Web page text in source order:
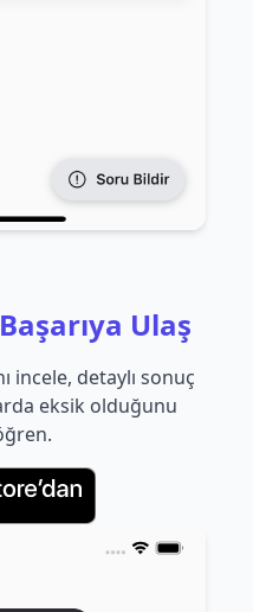
Ulaş
incele, detaylı sonuç
eksik olduğunu